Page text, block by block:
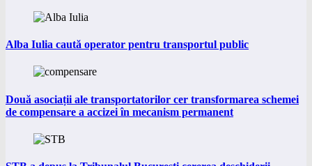
Alba Iulia caută operator pentru transportul public
Două asociații ale transportatorilor cer transformarea schemei
de compensare a accizei în mecanism permanent